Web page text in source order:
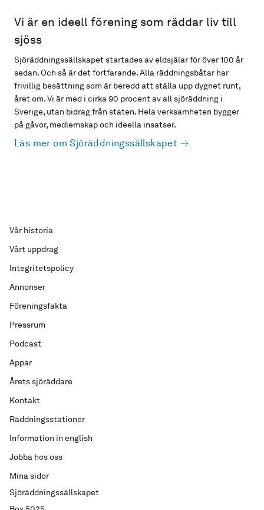
Vi är en ideell förening som räddar liv till
sjöss
Sjöräddningssällskapet startades av eldsjälar för över 100 år
sedan. Och så är det fortfarande. Alla räddningsbåtar har
frivillig besättning som är beredd att ställa upp dygnet runt,
året om. Vi är med i cirka 90 procent av all sjöräddning i
Sverige, utan bidrag från staten. Hela verksamheten bygger
på gåvor, medlemskap och ideella insatser.
Läs mer om Sjöräddningssällskapet
Sjöräddningssällskapet
Vår historia
Vårt uppdrag
Integritetspolicy
Annonser
Föreningsfakta
Pressrum
Podcast
Appar
Årets sjöräddare
Kontakt
Räddningsstationer
Information in english
Jobba hos oss
Mina sidor